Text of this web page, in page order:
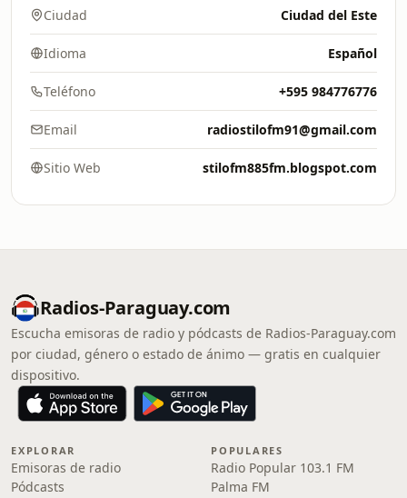
Ciudad Ciudad del Este
Idioma Español
Teléfono +595 984776776
Email radiostilofm91@gmail.com
Sitio Web stilofm885fm.blogspot.com
Radios-Paraguay.com
Escucha emisoras de radio y pódcasts de Radios-Paraguay.com
por ciudad, género o estado de ánimo — gratis en cualquier
dispositivo.
EXPLORAR
Emisoras de radio
Pódcasts
POPULARES
Radio Popular 103.1 FM
Palma FM